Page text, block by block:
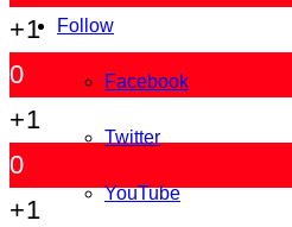
Follow
Facebook
Twitter
YouTube
+1
0
+1
0
+1